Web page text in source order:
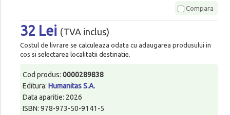
Compara
32 Lei (TVA inclus)
Costul de livrare se calculeaza odata cu adaugarea produsului in
cos si selectarea localitatii destinatie.
Cod produs: 0000289838
Editura: Humanitas S.A.
Data aparitie: 2026
ISBN: 978-973-50-9141-5